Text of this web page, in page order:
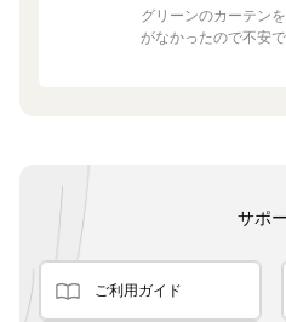
グリーンのカーテン
がなかったので不安
サポ
ご利用ガイド